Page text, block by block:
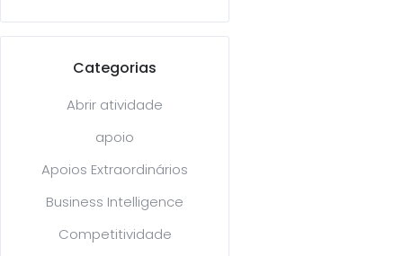
Categorias
Abrir atividade
apoio
Apoios Extraordinários
Business Intelligence
Competitividade